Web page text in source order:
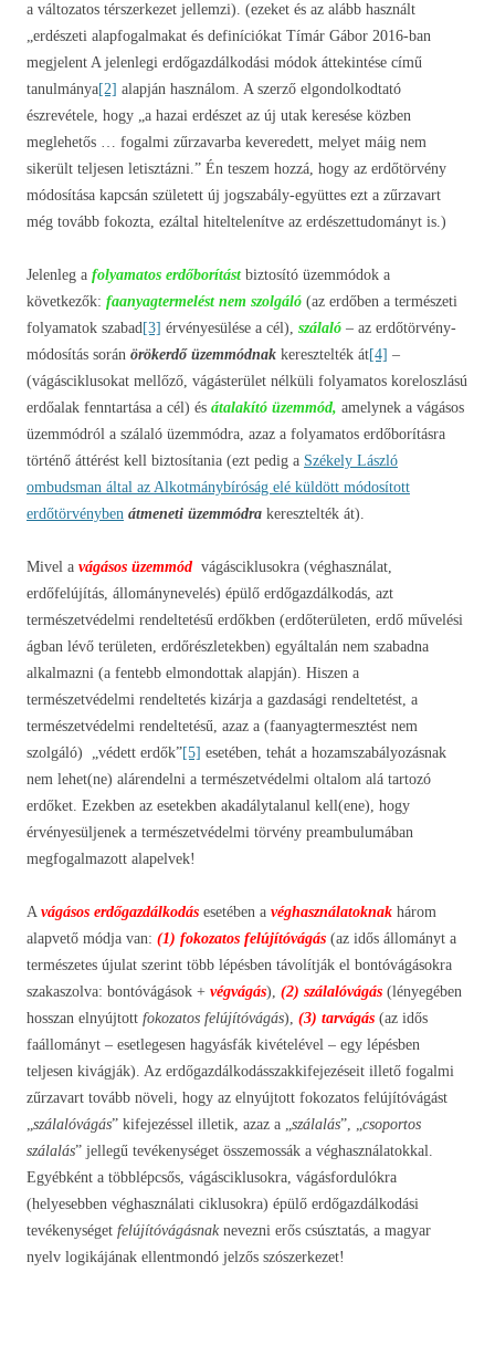
a változatos térszerkezet jellemzi). (ezeket és az alább használt
„erdészeti alapfogalmakat és definíciókat Tímár Gábor 2016-ban
megjelent A jelenlegi erdőgazdálkodási módok áttekintése című
tanulmánya[2] alapján használom. A szerző elgondolkodtató
észrevétele, hogy „a hazai erdészet az új utak keresése közben
meglehetős … fogalmi zűrzavarba keveredett, melyet máig nem
sikerült teljesen letisztázni.” Én teszem hozzá, hogy az erdőtörvény
módosítása kapcsán született új jogszabály-együttes ezt a zűrzavart
még tovább fokozta, ezáltal hiteltelenítve az erdészettudományt is.)
Jelenleg a folyamatos erdőborítástbiztosító üzemmódok a
következők: faanyagtermelést nem szolgáló (az erdőben a természeti
folyamatok szabad[3] érvényesülése a cél), szálaló – az erdőtörvény-
módosítás során örökerdő üzemmódnak keresztelték át[4] –
(vágásciklusokat mellőző, vágásterület nélküli folyamatos koreloszlású
erdőalak fenntartása a cél) és átalakító üzemmód, amelynek a vágásos
üzemmódról a szálaló üzemmódra, azaz a folyamatos erdőborításra
történő áttérést kell biztosítania (ezt pedig a Székely László
ombudsman által az Alkotmánybíróság elé küldött módosított
erdőtörvényben átmeneti üzemmódra keresztelték át).
Mivel a vágásos üzemmód vágásciklusokra (véghasználat,
erdőfelújítás, állománynevelés) épülő erdőgazdálkodás, azt
természetvédelmi rendeltetésű erdőkben (erdőterületen, erdő művelési
ágban lévő területen, erdőrészletekben) egyáltalán nem szabadna
alkalmazni (a fentebb elmondottak alapján). Hiszen a
természetvédelmi rendeltetés kizárja a gazdasági rendeltetést, a
természetvédelmi rendeltetésű, azaz a (faanyagtermesztést nem
szolgáló) „védett erdők”[5] esetében, tehát a hozamszabályozásnak
nem lehet(ne) alárendelni a természetvédelmi oltalom alá tartozó
erdőket. Ezekben az esetekben akadálytalanul kell(ene), hogy
érvényesüljenek a természetvédelmi törvény preambulumában
megfogalmazott alapelvek!
A vágásos erdőgazdálkodás esetében a véghasználatoknak három
alapvető módja van: (1) fokozatos felújítóvágás (az idős állományt a
természetes újulat szerint több lépésben távolítják el bontóvágásokra
szakaszolva: bontóvágások + végvágás), (2) szálalóvágás (lényegében
hosszan elnyújtott fokozatos felújítóvágás), (3) tarvágás (az idős
faállományt – esetlegesen hagyásfák kivételével – egy lépésben
teljesen kivágják). Az erdőgazdálkodásszakkifejezéseit illető fogalmi
zűrzavart tovább növeli, hogy az elnyújtott fokozatos felújítóvágást
„szálalóvágás” kifejezéssel illetik, azaz a „szálalás”, „csoportos
szálalás” jellegű tevékenységet összemossák a véghasználatokkal.
Egyébként a többlépcsős, vágásciklusokra, vágásfordulókra
(helyesebben véghasználati ciklusokra) épülő erdőgazdálkodási
tevékenységet felújítóvágásnaknevezni erős csúsztatás, a magyar
nyelv logikájának ellentmondó jelzős szószerkezet!